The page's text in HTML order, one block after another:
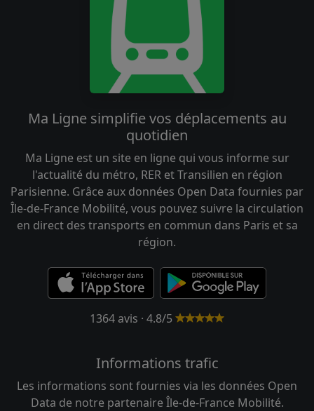
Ma Ligne simplifie vos déplacements au
quotidien
Ma Ligne est un site en ligne qui vous informe sur
l'actualité du métro, RER et Transilien en région
Parisienne. Grâce aux données Open Data fournies par
Île-de-France Mobilité, vous pouvez suivre la circulation
en direct des transports en commun dans Paris et sa
région.
1364 avis · 4.8/5
Informations trafic
Les informations sont fournies via les données Open
Data de notre partenaire Île-de-France Mobilité.